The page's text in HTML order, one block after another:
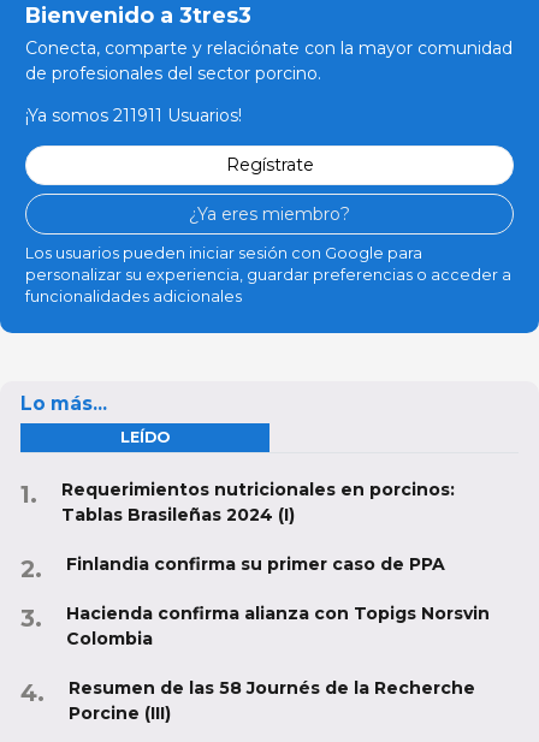
Bienvenido a 3tres3
Conecta, comparte y relaciónate con la mayor comunidad
de profesionales del sector porcino.
¡Ya somos 211911 Usuarios!
Regístrate
¿Ya eres miembro?
Los usuarios pueden iniciar sesión con Google para
personalizar su experiencia, guardar preferencias o acceder a
funcionalidades adicionales
Lo más...
LEÍDO
Requerimientos nutricionales en porcinos:
Tablas Brasileñas 2024 (I)
Finlandia confirma su primer caso de PPA
Hacienda confirma alianza con Topigs Norsvin
Colombia
Resumen de las 58 Journés de la Recherche
Porcine (III)